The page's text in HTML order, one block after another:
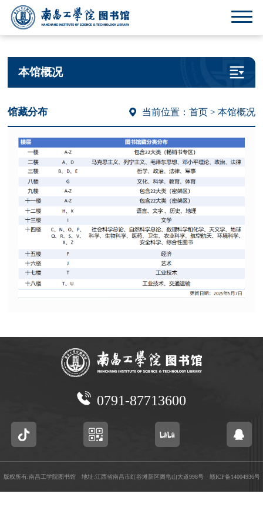
本馆概况
馆藏分布 当前位置： 首页> 本馆概况
0791-87713600
版权所有:南昌工学院图书馆 地址:江西省南昌市红谷滩新区阁皂山大道998号 赣ICP备14004936号